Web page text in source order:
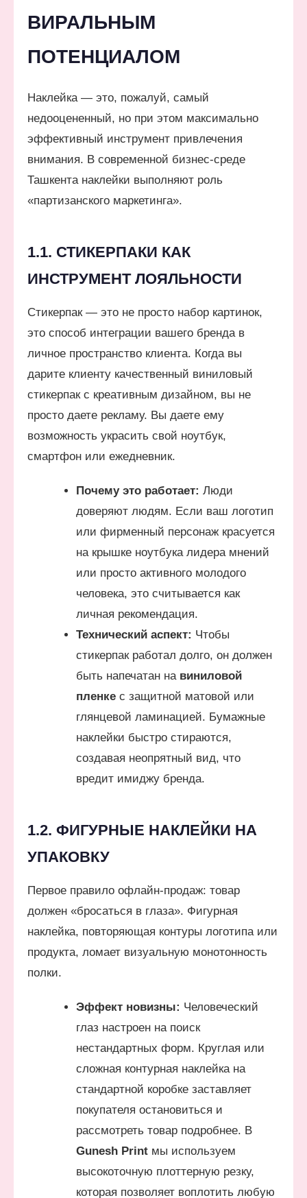
ВИРАЛЬНЫМ
ПОТЕНЦИАЛОМ
Наклейка — это, пожалуй, самый
недооцененный, но при этом максимально
эффективный инструмент привлечения
внимания. В современной бизнес-среде
Ташкента наклейки выполняют роль
«партизанского маркетинга».
1.1. СТИКЕРПАКИ КАК
ИНСТРУМЕНТ ЛОЯЛЬНОСТИ
Стикерпак — это не просто набор картинок,
это способ интеграции вашего бренда в
личное пространство клиента. Когда вы
дарите клиенту качественный виниловый
стикерпак с креативным дизайном, вы не
просто даете рекламу. Вы даете ему
возможность украсить свой ноутбук,
смартфон или ежедневник.
Почему это работает: Люди
доверяют людям. Если ваш логотип
или фирменный персонаж красуется
на крышке ноутбука лидера мнений
или просто активного молодого
человека, это считывается как
личная рекомендация.
Технический аспект: Чтобы
стикерпак работал долго, он должен
быть напечатан на виниловой
пленке с защитной матовой или
глянцевой ламинацией. Бумажные
наклейки быстро стираются,
создавая неопрятный вид, что
вредит имиджу бренда.
1.2. ФИГУРНЫЕ НАКЛЕЙКИ НА
УПАКОВКУ
Первое правило офлайн-продаж: товар
должен «бросаться в глаза». Фигурная
наклейка, повторяющая контуры логотипа или
продукта, ломает визуальную монотонность
полки.
Эффект новизны: Человеческий
глаз настроен на поиск
нестандартных форм. Круглая или
сложная контурная наклейка на
стандартной коробке заставляет
покупателя остановиться и
рассмотреть товар подробнее. В
Gunesh Print мы используем
высокоточную плоттерную резку,
которая позволяет воплотить любую